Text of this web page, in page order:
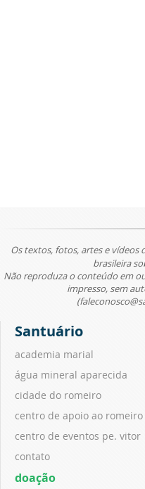
Os textos, fotos, artes e vídeos
brasileira
Não reproduza o conteúdo em
impresso, sem
Santuário
academia marial
água mineral aparecida
cidade do romeiro
centro de apoio ao romeiro
centro de eventos pe. vitor
contato
doação